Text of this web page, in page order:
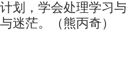
计划，学会处理学习
与迷茫。（熊丙奇）